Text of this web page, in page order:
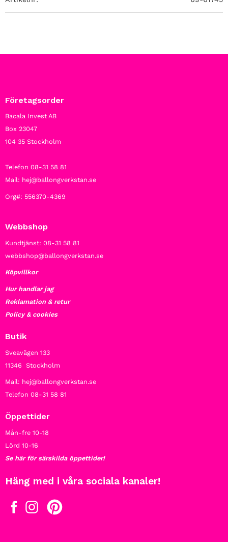
Företagsorder
Bacala Invest AB
Box 23047
104 35 Stockholm
Telefon 08-31 58 81
Mail: hej@ballongverkstan.se
Org#: 556370-4369
Webbshop
Kundtjänst: 08-31 58 81
webbshop@ballongverkstan.se
Köpvillkor
Hur handlar jag
Reklamation & retur
Policy & cookies
Butik
Sveavägen 133
11346 Stockholm
Mail: hej@ballongverkstan.se
Telefon 08-31 58 81
Öppettider
Mån-fre 10-18
Lörd 10-16
Se här för särskilda öppettider!
Häng med i våra sociala kanaler!